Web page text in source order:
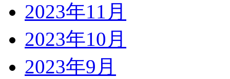
2023年11月
2023年10月
2023年9月